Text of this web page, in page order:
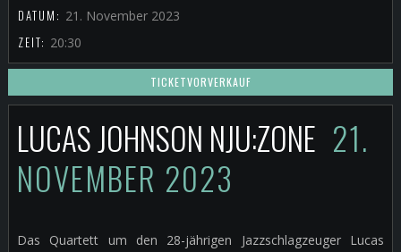
DATUM: 21. November 2023
ZEIT: 20:30
TICKETVORVERKAUF
LUCAS JOHNSON NJU:ZONE 21.
NOVEMBER 2023
Das Quartett um den 28-jährigen Jazzschlagzeuger Lucas